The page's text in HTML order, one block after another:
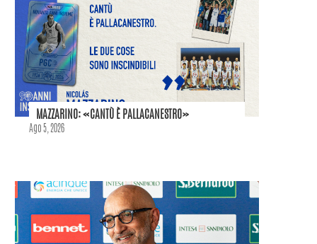
MAZZARINO: «CANTÙ È PALLACANESTRO»
Ago 5, 2026